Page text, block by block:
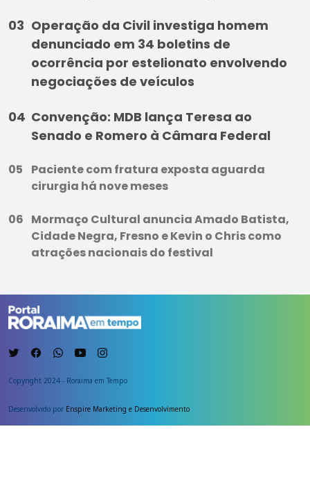
Operação da Civil investiga homem
denunciado em 34 boletins de
ocorrência por estelionato envolvendo
negociações de veículos
Convenção: MDB lança Teresa ao
Senado e Romero à Câmara Federal
Paciente com fratura exposta aguarda
cirurgia há nove meses
Mormaço Cultural anuncia Amado Batista,
Cidade Negra, Fresno e Kevin o Chris como
atrações nacionais do festival
Copyright 2024 - Roraima em Tempo
Desenvolvido por Enspire Marketing e Desenvolvimento